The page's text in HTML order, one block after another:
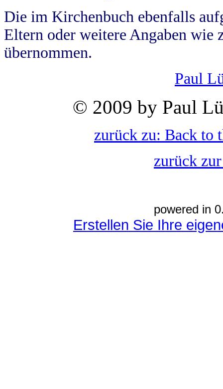
Die im Kirchenbuch ebenfalls
Eltern oder weitere Angaben wie
übernommen.
Paul
© 2009 by Paul
zurück zu: Back to
zurück
powered in
Erstellen Sie Ihre